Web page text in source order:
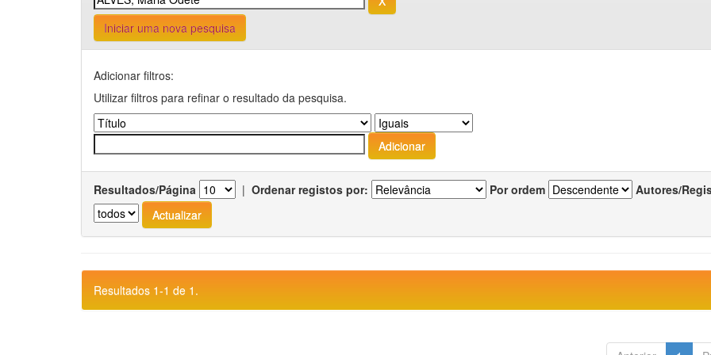
Iniciar uma nova pesquisa
Adicionar filtros:
Utilizar filtros para refinar o resultado da pesquisa.
Resultados/Página | Ordenar registos por: Por ordem Autores/
Resultados 1-1 de 1.